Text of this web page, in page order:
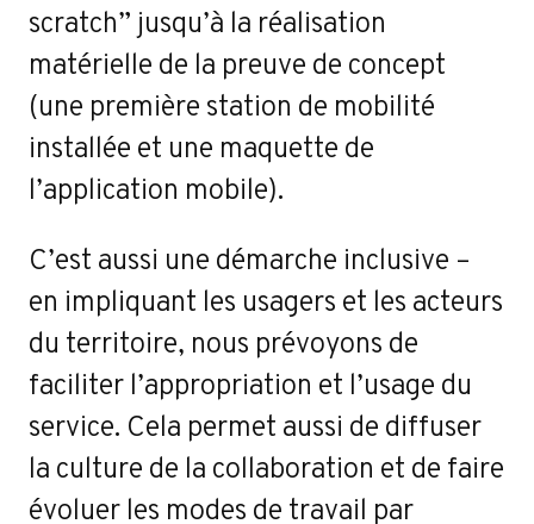
scratch” jusqu’à la réalisation
matérielle de la preuve de concept
(une première station de mobilité
installée et une maquette de
l’application mobile).
C’est aussi une démarche inclusive –
en impliquant les usagers et les acteurs
du territoire, nous prévoyons de
faciliter l’appropriation et l’usage du
service. Cela permet aussi de diffuser
la culture de la collaboration et de faire
évoluer les modes de travail par